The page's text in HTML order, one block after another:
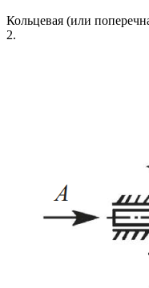
Кольцевая (или
2.